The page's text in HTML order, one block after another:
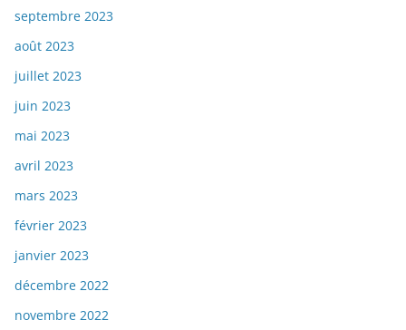
septembre 2023
août 2023
juillet 2023
juin 2023
mai 2023
avril 2023
mars 2023
février 2023
janvier 2023
décembre 2022
novembre 2022